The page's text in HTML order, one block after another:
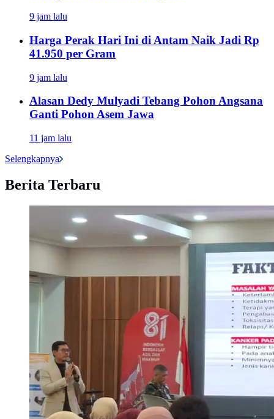
9 jam lalu
Harga Perak Hari Ini di Antam Naik Jadi Rp
41.950 per Gram
9 jam lalu
Alasan Dedy Mulyadi Tebang Pohon Angsana
Ganti Pohon Asem Jawa
11 jam lalu
Selengkapnya
Berita Terbaru